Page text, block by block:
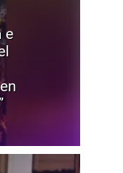
e